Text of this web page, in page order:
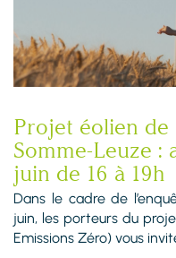
Projet éolien de
Somme-Leuze :
juin de 16 à 19h
Dans le cadre de
juin, les porteurs du
Emissions Zéro) vous